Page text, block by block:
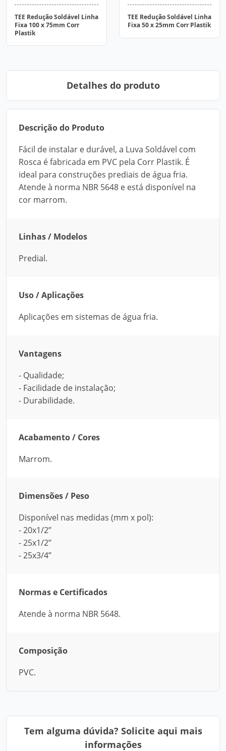
TEE Redução Soldável Linha
Fixa 100 x 75mm Corr
Plastik
TEE Redução Soldável Linha
Fixa 50 x 25mm Corr Plastik
Detalhes do produto
Descrição do Produto
Fácil de instalar e durável, a Luva Soldável com
Rosca é fabricada em PVC pela Corr Plastik. É
ideal para construções prediais de água fria.
Atende à norma NBR 5648 e está disponível na
cor marrom.
Linhas / Modelos
Predial.
Uso / Aplicações
Aplicações em sistemas de água fria.
Vantagens
- Qualidade;
- Facilidade de instalação;
- Durabilidade.
Acabamento / Cores
Marrom.
Dimensões / Peso
Disponível nas medidas (mm x pol):
- 20x1/2’’
- 25x1/2’’
- 25x3/4’’
Normas e Certificados
Atende à norma NBR 5648.
Composição
PVC.
Tem alguma dúvida? Solicite aqui mais
informações